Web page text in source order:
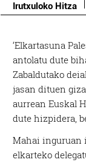
Irutxuloko Hitza
‘Elkartasuna
antolatu dute
Zabaldutako
jasan dituen
aurrean Euskal
dute hizpidera,
Mahai inguruan
elkarteko